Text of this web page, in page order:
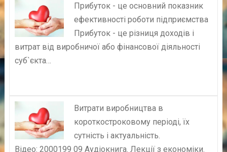
Прибуток - це основний показник
ефективності роботи підприємства
Прибуток - це різниця доходів і
витрат від виробничої або фінансової діяльності
суб`єкта…
Витрати виробництва в
короткостроковому періоді, їх
сутність і актуальність.
Відео: 2000199 09 Аудіокнига. Лекції з економіки.